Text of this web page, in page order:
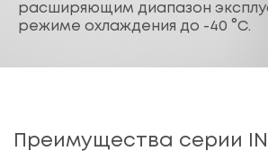
расширяющим диапазон
режиме охлаждения до -40 °C.
Преимущества серии